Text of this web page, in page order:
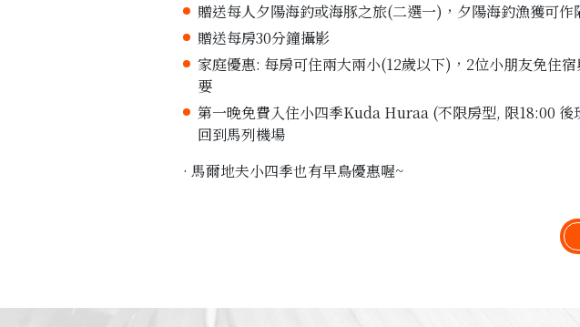
贈送每人夕陽海釣或海豚之旅(二選一)，夕陽海釣漁獲可作
贈送每房30分鐘攝影
家庭優惠: 每房可住兩大兩小(12歲以下)，2位小朋友免住
要
第一晚免費入住小四季Kuda Huraa (不限房型, 限18:00
回到馬列機場
· 馬爾地夫小四季也有早鳥優惠喔~